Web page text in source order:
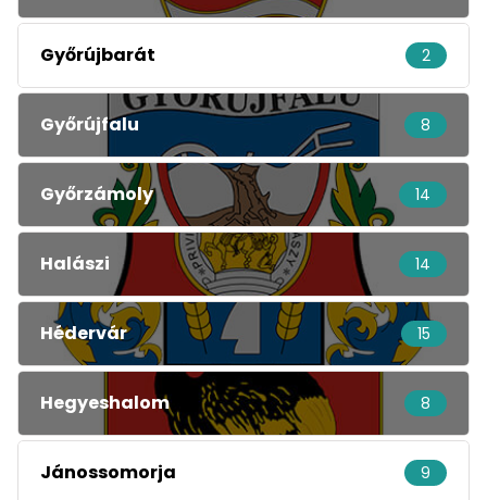
Győrújbarát 2
Győrújfalu 8
Győrzámoly 14
Halászi 14
Hédervár 15
Hegyeshalom 8
Jánossomorja 9